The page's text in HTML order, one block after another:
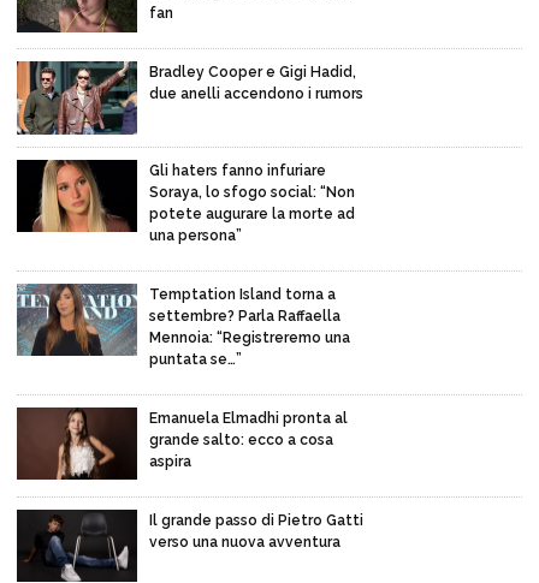
fan
Bradley Cooper e Gigi Hadid,
due anelli accendono i rumors
Gli haters fanno infuriare
Soraya, lo sfogo social: “Non
potete augurare la morte ad
una persona”
Temptation Island torna a
settembre? Parla Raffaella
Mennoia: “Registreremo una
puntata se…”
Emanuela Elmadhi pronta al
grande salto: ecco a cosa
aspira
Il grande passo di Pietro Gatti
verso una nuova avventura